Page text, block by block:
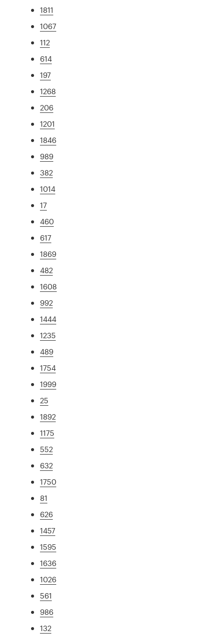
1811
1067
112
614
197
1268
206
1201
1846
989
382
1014
17
460
617
1869
482
1608
992
1444
1235
489
1754
1999
25
1892
1175
552
632
1750
81
626
1457
1595
1636
1026
561
986
132